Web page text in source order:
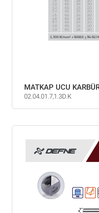
MATKAP UCU
02.04.01.7,1.3D.K